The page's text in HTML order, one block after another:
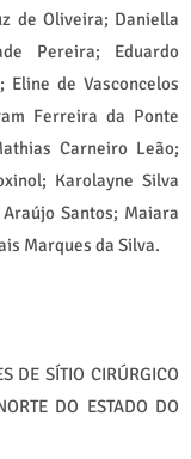
de Oliveira; Daniella
Pereira; Eduardo
de Vasconcelos
Ferreira da Ponte
Carneiro Leão;
Karolayne Silva
Santos; Maiara
Marques da Silva.
DE SÍTIO CIRÚRGICO
DO ESTADO DO